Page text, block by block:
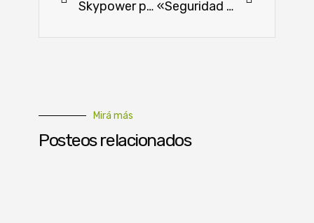
Skypower pretende invertir 800 millones de dólares en Paraguay «Seguridad para el sector productivo» uno de los pedidos para el nuevo gobierno
Mirá más
Posteos relacionados